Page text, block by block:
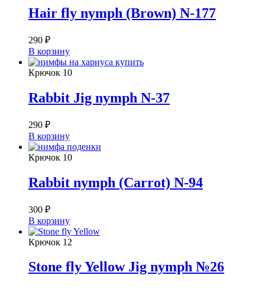
Hair fly nymph (Brown) N-177
290 ₽
В корзину
Крючок 10
Rabbit Jig nymph N-37
290 ₽
В корзину
Крючок 10
Rabbit nymph (Carrot) N-94
300 ₽
В корзину
Крючок 12
Stone fly Yellow Jig nymph №26